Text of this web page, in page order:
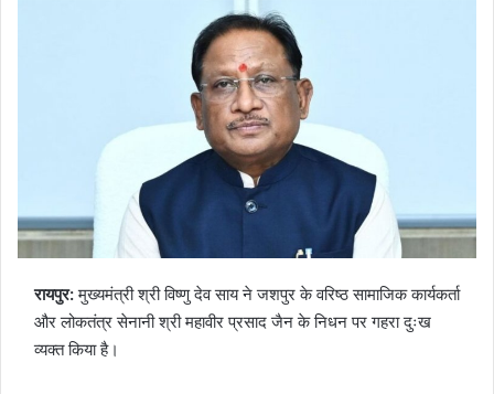
रायपुर:मुख्यमंत्री श्री विष्णु देव साय ने जशपुर के वरिष्ठ सामाजिक कार्यकर्ता
और लोकतंत्र सेनानी श्री महावीर प्रसाद जैन के निधन पर गहरा दुःख
व्यक्त किया है।